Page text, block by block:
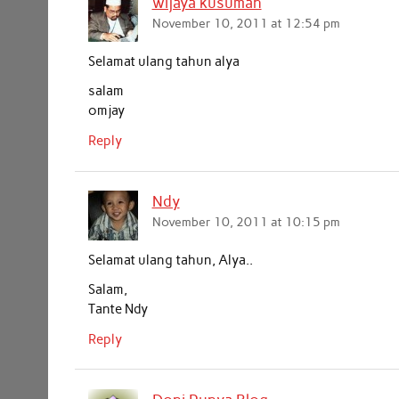
o
o
k
A
p
p
d
I
n
November 10, 2011 at 12:54 pm
Selamat ulang tahun alya
salam
omjay
Reply
Ndy
November 10, 2011 at 10:15 pm
Selamat ulang tahun, Alya..
Salam,
Tante Ndy
Reply